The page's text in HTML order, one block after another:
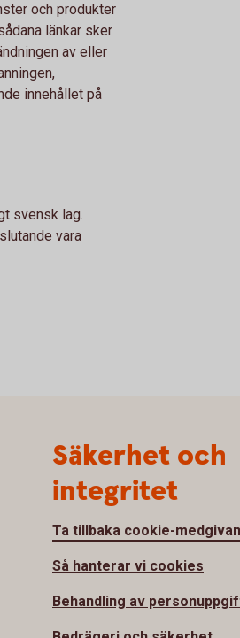
och produkter
länkar sker
av eller
innehållet på
svensk lag.
vara
Säkerhet och
integritet
Ta tillbaka cookie-
Så hanterar vi cookies
Behandling av